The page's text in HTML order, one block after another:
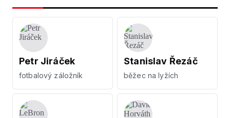
Petr Jiráček
fotbalový záložník
Stanislav Řezáč
běžec na lyžích